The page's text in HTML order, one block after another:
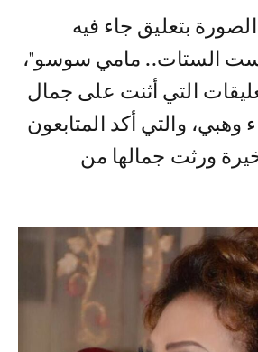
ست الستات.. مامي سوسو"،
التي أثنت على جمال
وهبي، والتي أكد المتابعون
ورثت جمالها من